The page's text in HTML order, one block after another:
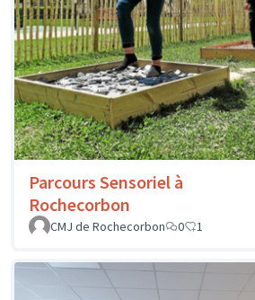
Parcours Sensoriel à
Rochecorbon
CMJ de Rochecorbon
0 1